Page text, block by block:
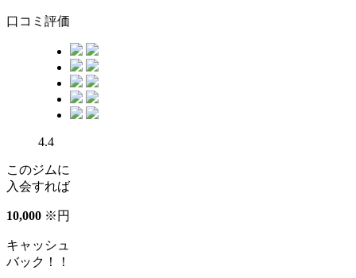
口コミ評価
4.4
このジムに
入会すれば
10,000 ※ 円
キャッシュ
バック！！